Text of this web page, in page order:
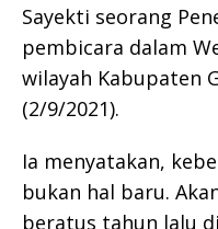
Sayekti seorang
pembicara dalam
wilayah Kabupaten
(2/9/2021).
Ia menyatakan,
bukan hal baru.
beratus tahun lalu